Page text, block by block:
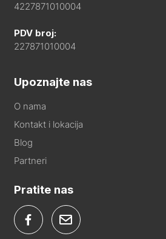
4227871010004
PDV broj:
227871010004
Upoznajte nas
O nama
Kontakt i lokacija
Blog
Partneri
Pratite nas